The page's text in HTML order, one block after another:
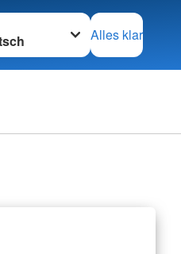
wechseln zu
Alles klar